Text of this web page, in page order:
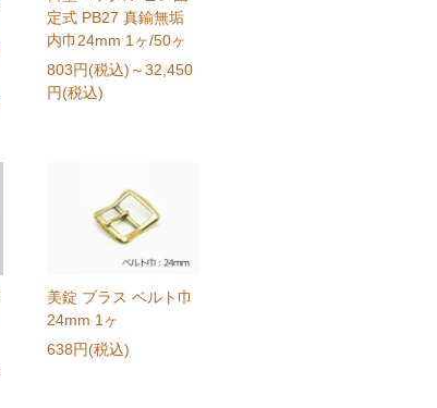
定式 PB27 真鍮無垢
内巾24mm 1ヶ/50ヶ
803円(税込) ～32,450
円(税込)
美錠 ブラス ベルト巾
24mm 1ヶ
638円(税込)